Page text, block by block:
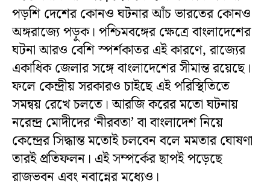
পড়শি দেশের কোনও ঘটনার আঁচ ভারতের কোনও
অঙ্গরাজ্যে পড়ুক। পশ্চিমবঙ্গের ক্ষেত্রে বাংলাদেশের
ঘটনা আরও বেশি স্পর্শকাতর এই কারণে, রাজ্যের
একাধিক জেলার সঙ্গে বাংলাদেশের সীমান্ত রয়েছে।
ফলে কেন্দ্রীয় সরকারও চাইছে এই পরিস্থিতিতে
সমন্বয় রেখে চলতে। আরজি করের মতো ঘটনায়
নরেন্দ্র মোদীদের ‘নীরবতা’ বা বাংলাদেশ নিয়ে
কেন্দ্রের সিদ্ধান্ত মতোই চলবেন বলে মমতার ঘোষণা
তারই প্রতিফলন। এই সম্পর্কের ছাপই পড়েছে
রাজভবন এবং নবান্নের মধ্যেও।